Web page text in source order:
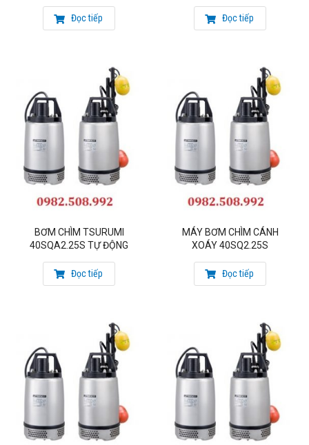
Đọc tiếp Đọc tiếp
BƠM CHÌM TSURUMI
40SQA2.25S TỰ ĐỘNG
Đọc tiếp
MÁY BƠM CHÌM CÁNH
XOÁY 40SQ2.25S
Đọc tiếp